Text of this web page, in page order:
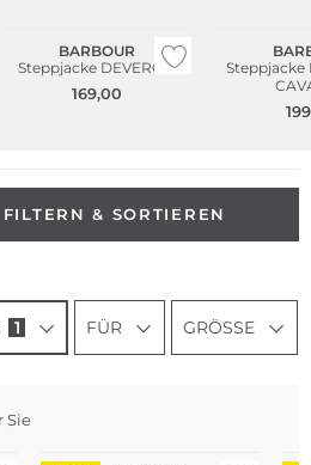
BARBOUR
Steppjacke DEVERON
169,00
Steppjacke
FILTERN & SORTIEREN
1 FÜR GRÖSSE
Sie